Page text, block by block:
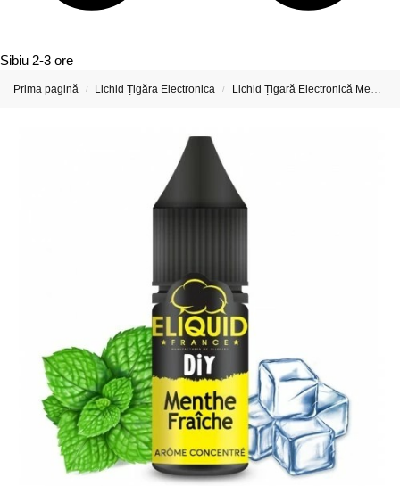
Sibiu 2-3 ore
Prima pagină / Lichid Țigăra Electronica / Lichid Țigară Electronică Mentol – Menthol E-Liquid